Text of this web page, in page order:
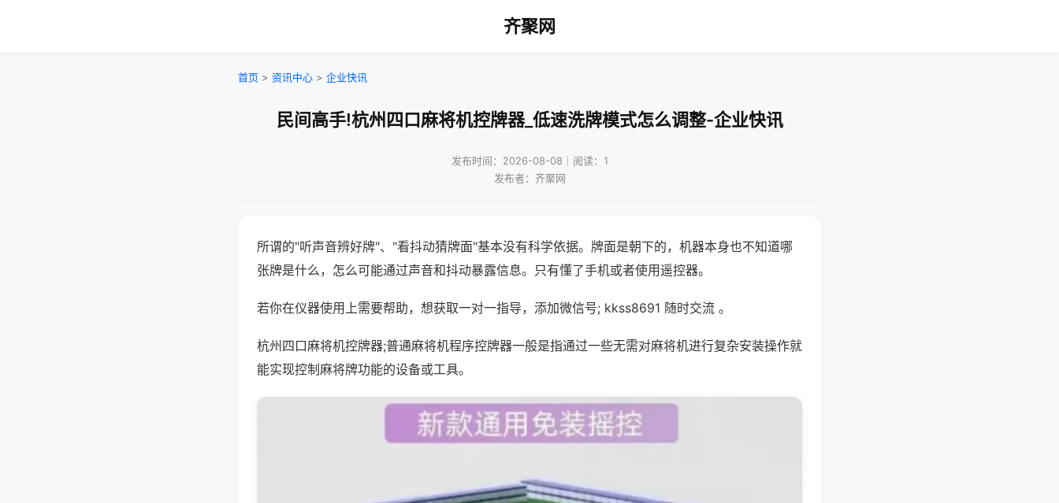
齐聚网
首页 > 资讯中心 > 企业快讯
民间高手!杭州四口麻将机控牌器_低速洗牌模式怎么调整-企业快讯
发布时间：2026-08-08｜阅读：1
发布者：齐聚网
所谓的"听声音辨好牌"、"看抖动猜牌面"基本没有科学依据。牌面是朝下的，机器本身也不知道哪
张牌是什么，怎么可能通过声音和抖动暴露信息。只有懂了手机或者使用遥控器。
若你在仪器使用上需要帮助，想获取一对一指导，添加微信号; kkss8691 随时交流 。
杭州四口麻将机控牌器;普通麻将机程序控牌器一般是指通过一些无需对麻将机进行复杂安装操作就
能实现控制麻将牌功能的设备或工具。